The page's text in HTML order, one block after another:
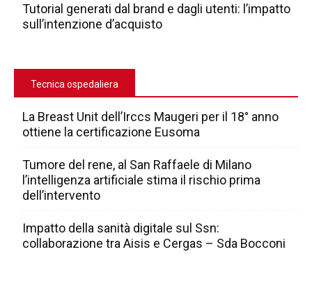
Tutorial generati dal brand e dagli utenti: l’impatto
sull’intenzione d’acquisto
Tecnica ospedaliera
La Breast Unit dell’Irccs Maugeri per il 18° anno
ottiene la certificazione Eusoma
Tumore del rene, al San Raffaele di Milano
l’intelligenza artificiale stima il rischio prima
dell’intervento
Impatto della sanità digitale sul Ssn:
collaborazione tra Aisis e Cergas – Sda Bocconi